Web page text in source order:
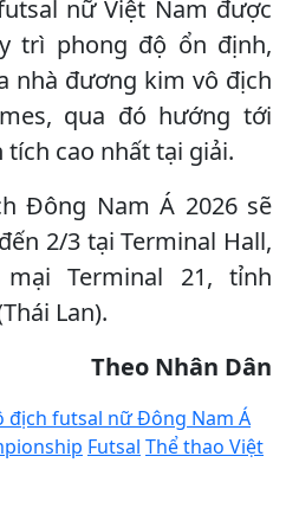
nữ Việt Nam được
trì phong độ ổn định,
nhà đương kim vô địch
qua đó hướng tới
cao nhất tại giải.
Đông Nam Á 2026 sẽ
2/3 tại Terminal Hall,
Terminal 21, tỉnh
Lan).
Theo Nhân Dân
địch futsal nữ Đông Nam Á
Futsal Thể thao Việt